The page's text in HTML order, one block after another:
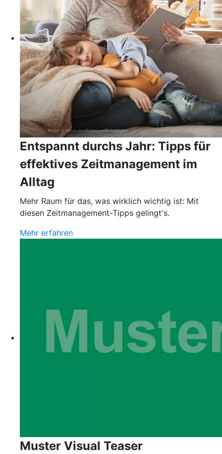
Entspannt durchs Jahr: Tipps für
effektives Zeitmanagement im
Alltag
Mehr Raum für das, was wirklich wichtig ist: Mit
diesen Zeitmanagement-Tipps gelingt's.
Mehr erfahren
Muster Visual Teaser